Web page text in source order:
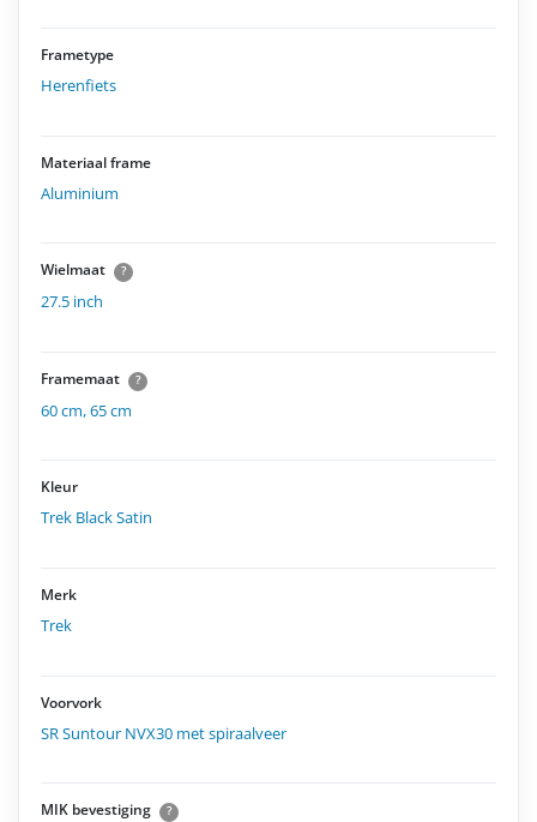
Frametype
Herenfiets
Materiaal frame
Aluminium
Wielmaat ?
27.5 inch
Framemaat ?
60 cm,65 cm
Kleur
Trek Black Satin
Merk
Trek
Voorvork
SR Suntour NVX30 met spiraalveer
MIK bevestiging ?